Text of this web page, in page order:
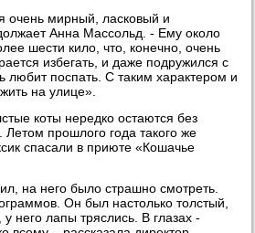
очень мирный, ласковый и
Анна Массольд. - Ему около
шести кило, что, конечно, очень
избегать, и даже подружился с
любит поспать. С таким характером и
на улице».
коты нередко остаются без
Летом прошлого года такого же
спасали в приюте «Кошачье
на него было страшно смотреть.
Он был настолько толстый,
него лапы тряслись. В глазах -